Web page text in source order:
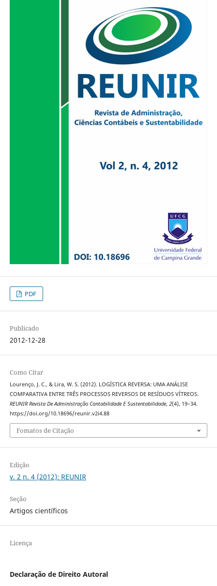
PDF
Publicado
2012-12-28
Como Citar
Lourenço, J. C., & Lira, W. S. (2012). LOGÍSTICA REVERSA: UMA ANÁLISE
COMPARATIVA ENTRE TRÊS PROCESSOS REVERSOS DE RESÍDUOS VÍTREOS.
REUNIR Revista De Administração Contabilidade E Sustentabilidade, 2(4), 19–34.
https://doi.org/10.18696/reunir.v2i4.88
Fomatos de Citação
Edição
v. 2 n. 4 (2012): REUNIR
Seção
Artigos científicos
Licença
Declaração de Direito Autoral